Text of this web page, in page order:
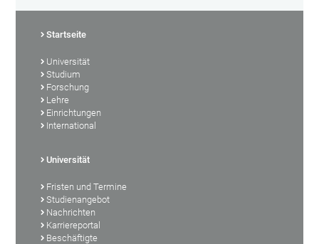
Startseite
Universität
Studium
Forschung
Lehre
Einrichtungen
International
Universität
Fristen und Termine
Studienangebot
Nachrichten
Karriereportal
Beschäftigte